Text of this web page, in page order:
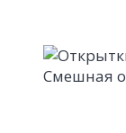
Смешная